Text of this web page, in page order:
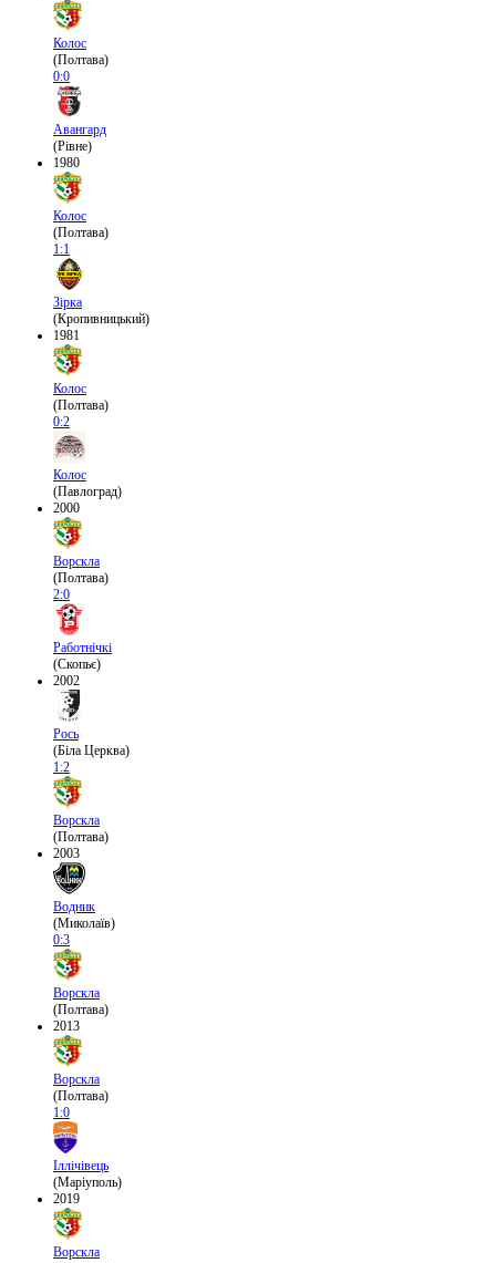
Колос
(Полтава)
0:0
Авангард
(Рівне)
1980
Колос
(Полтава)
1:1
Зірка
(Кропивницький)
1981
Колос
(Полтава)
0:2
Колос
(Павлоград)
2000
Ворскла
(Полтава)
2:0
Работнічкі
(Скопьє)
2002
Рось
(Біла Церква)
1:2
Ворскла
(Полтава)
2003
Водник
(Миколаїв)
0:3
Ворскла
(Полтава)
2013
Ворскла
(Полтава)
1:0
Іллічівець
(Маріуполь)
2019
Ворскла